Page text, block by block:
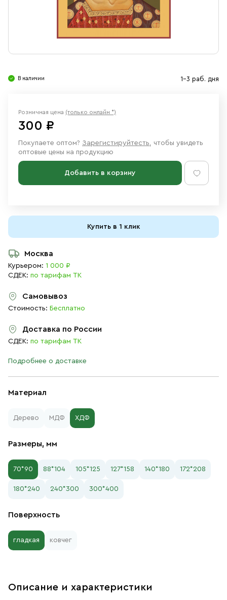
Ювелирные изделия
В наличии 1-3 раб. дня
Материал
Дерево МДФ ХДФ
Размеры, мм
70*90 88*104 105*125 127*158 140*180 172*208
180*240 240*300 300*400
Поверхность
гладкая ковчег
Розничная цена (только онлайн *)
300 ₽
Покупаете оптом? Зарегистируйтесть, чтобы увидеть
оптовые цены на продукцию
Добавить в корзину
Купить в 1 клик
Москва
Курьером: 1 000 ₽
СДЕК: по тарифам ТК
Самовывоз
Стоимость: Бесплатно
Доставка по России
СДЕК: по тарифам ТК
Подробнее о доставке
Описание и характеристики